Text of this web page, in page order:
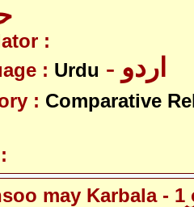
:
: Urdu - اردو
: Comparative
may Karbala - 1